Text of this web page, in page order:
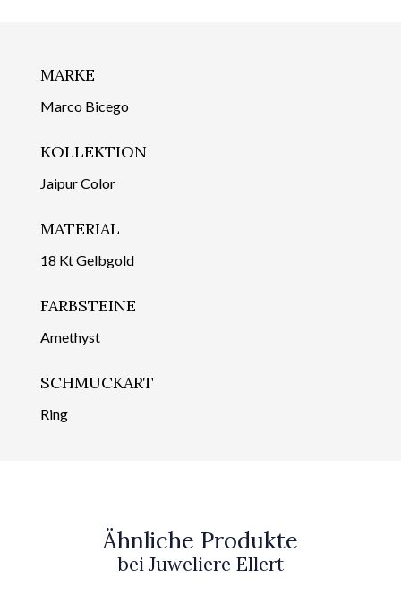
MARKE
Marco Bicego
KOLLEKTION
Jaipur Color
MATERIAL
18 Kt Gelbgold
FARBSTEINE
Amethyst
SCHMUCKART
Ring
Ähnliche Produkte
bei Juweliere Ellert